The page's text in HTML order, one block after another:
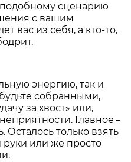
сценарию
с вашим
вас из себя, а кто-то,
энергию, так и
собранными,
за хвост» или,
Главное–
Осталось только взять
или же просто